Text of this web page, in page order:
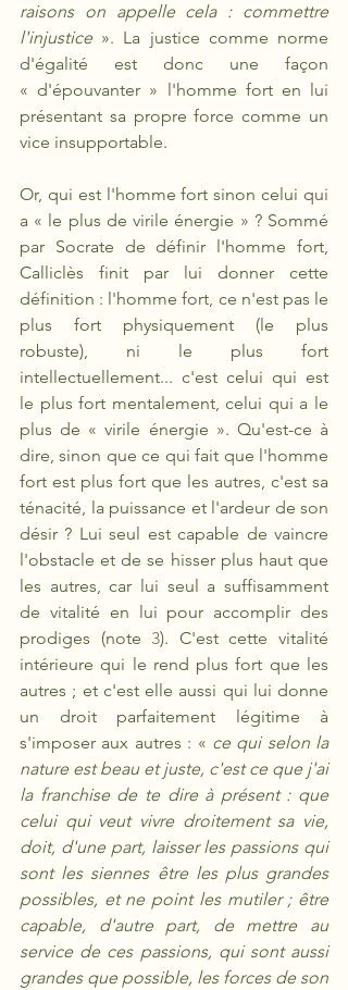
raisons on appelle cela : commettre
l'injustice ». La justice comme norme
d'égalité est donc une façon
« d'épouvanter » l'homme fort en lui
présentant sa propre force comme un
vice insupportable.
Or, qui est l'homme fort sinon celui qui
a « le plus de virile énergie » ? Sommé
par Socrate de définir l'homme fort,
Calliclès finit par lui donner cette
définition : l'homme fort, ce n'est pas le
plus fort physiquement (le plus
robuste), ni le plus fort
intellectuellement... c'est celui qui est
le plus fort mentalement, celui qui a le
plus de « virile énergie ». Qu'est-ce à
dire, sinon que ce qui fait que l'homme
fort est plus fort que les autres, c'est sa
ténacité, la puissance et l'ardeur de son
désir ? Lui seul est capable de vaincre
l'obstacle et de se hisser plus haut que
les autres, car lui seul a suffisamment
de vitalité en lui pour accomplir des
prodiges (note 3). C'est cette vitalité
intérieure qui le rend plus fort que les
autres ; et c'est elle aussi qui lui donne
un droit parfaitement légitime à
s'imposer aux autres : « ce qui selon la
nature est beau et juste, c'est ce que j'ai
la franchise de te dire à présent : que
celui qui veut vivre droitement sa vie,
doit, d'une part, laisser les passions qui
sont les siennes être les plus grandes
possibles, et ne point les mutiler ; être
capable, d'autre part, de mettre au
service de ces passions, qui sont aussi
grandes que possible, les forces de son